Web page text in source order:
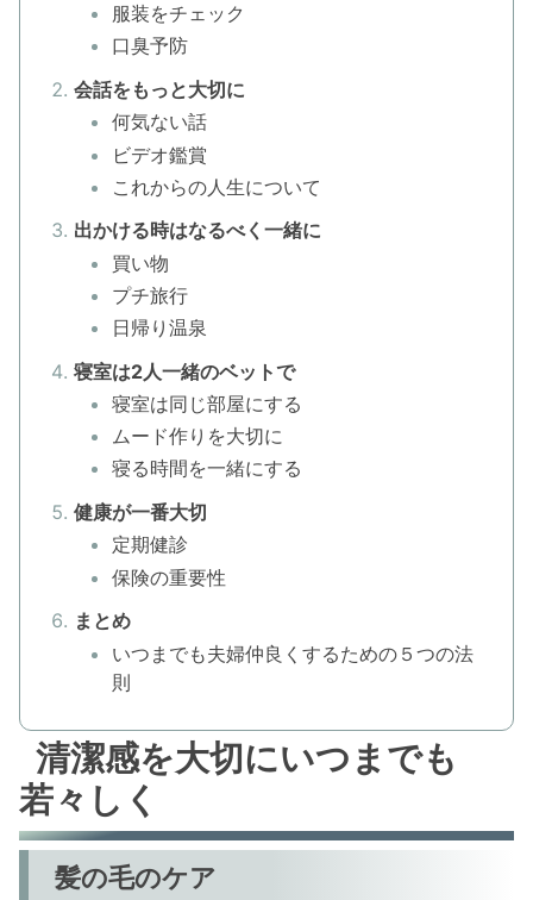
服装をチェック
口臭予防
会話をもっと大切に
何気ない話
ビデオ鑑賞
これからの人生について
出かける時はなるべく一緒に
買い物
プチ旅行
日帰り温泉
寝室は2人一緒のベットで
寝室は同じ部屋にする
ムード作りを大切に
寝る時間を一緒にする
健康が一番大切
定期健診
保険の重要性
まとめ
いつまでも夫婦仲良くするための５つの法
則
清潔感を大切にいつまでも
若々しく
髪の毛のケア